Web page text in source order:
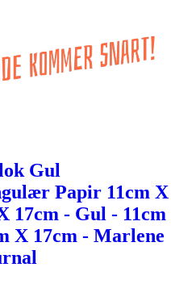
Gul
Papir 11cm X
17cm - Gul - 11cm
X 17cm - Marlene